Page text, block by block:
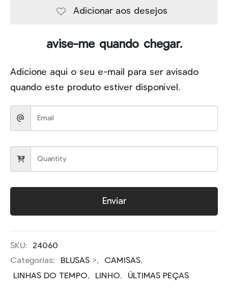
Adicionar aos desejos
avise-me quando chegar.
Adicione aqui o seu e-mail para ser avisado
quando este produto estiver disponível.
Enviar
SKU:
24060
Categorias:
BLUSAS >, CAMISAS,
LINHAS DO TEMPO, LINHO, ÚLTIMAS PEÇAS